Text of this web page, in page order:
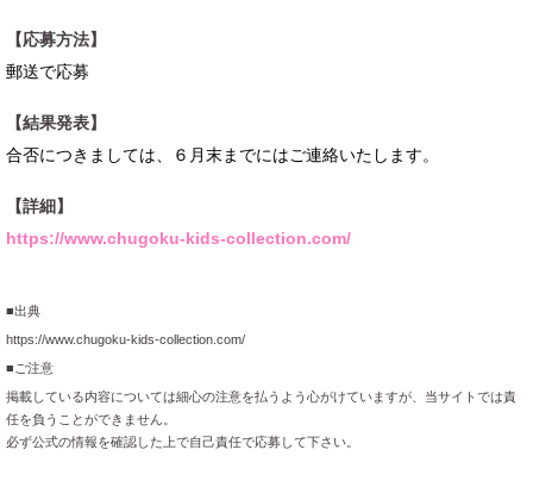
【応募方法】
郵送で応募
【結果発表】
合否につきましては、６月末までにはご連絡いたします。
【詳細】
https://www.chugoku-kids-collection.com/
■出典
https://www.chugoku-kids-collection.com/
■ご注意
掲載している内容については細心の注意を払うよう心がけていますが、当サイトでは責
任を負うことができません。
必ず公式の情報を確認した上で自己責任で応募して下さい。